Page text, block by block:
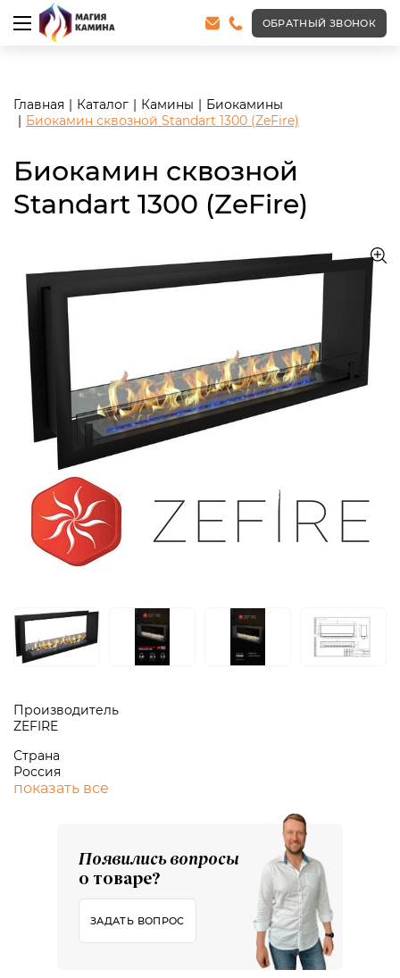
<meta name="robots" content="noindex, follow"/>
ОБРАТНЫЙ ЗВОНОК
Главная Каталог Камины
Биокамины
Биокамин сквозной Standart 1300 (ZeFire)
Биокамин сквозной
Standart 1300 (ZeFire)
Производитель
ZEFIRE
Страна
Россия
показать все
Появились вопросы
о товаре?
ЗАДАТЬ ВОПРОС